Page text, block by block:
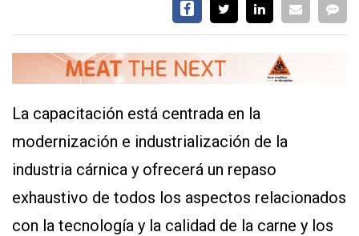
POLÍTICAS
PRIVACIDAD
DEL
QUIENES
La capacitación está centrada en la
modernización e industrialización de la
industria cárnica y ofrecerá un repaso
exhaustivo de todos los aspectos relacionados
con la tecnología y la calidad de la carne y los